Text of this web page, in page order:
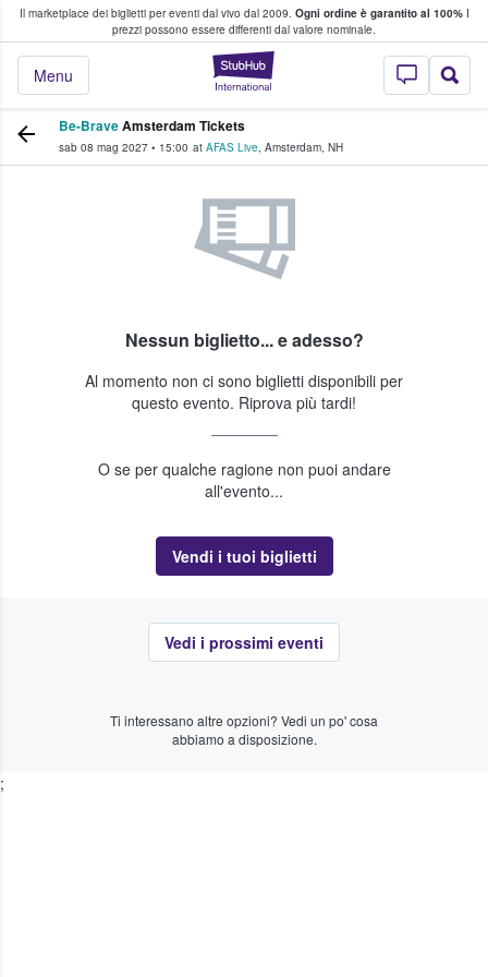
Il marketplace dei biglietti per eventi dal vivo dal 2009. Ogni ordine è garantito al 100%I
prezzi possono essere differenti dal valore nominale.
StubHub - Dove
Menu
fan comprano e vendono biglietti
Be-BraveAmsterdam Tickets
sab 08 mag 2027 • 15:00 at AFAS Live, Amsterdam, NH
Nessun biglietto... e adesso?
Al momento non ci sono biglietti disponibili per
questo evento. Riprova più tardi!
O se per qualche ragione non puoi andare
all'evento...
Vendi i tuoi biglietti
Vedi i prossimi eventi
Ti interessano altre opzioni? Vedi un po' cosa
abbiamo a disposizione.
;